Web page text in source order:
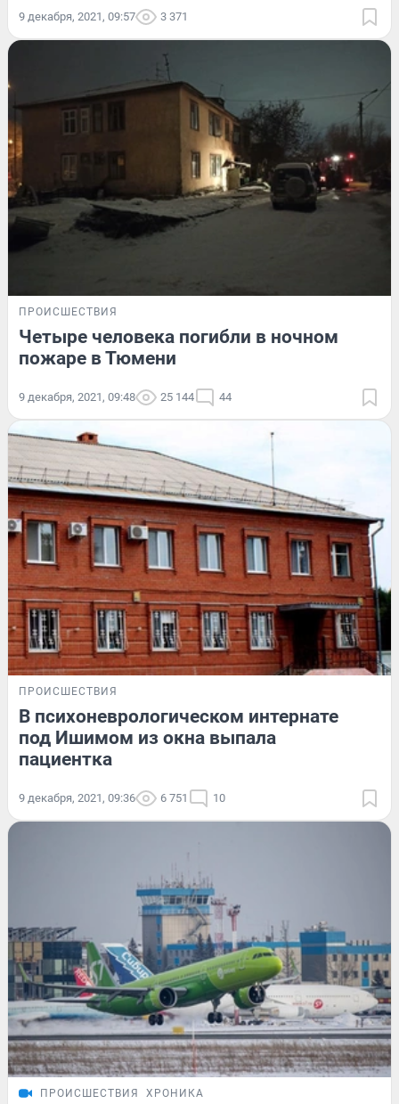
9 декабря, 2021, 09:57 3 371
ПРОИСШЕСТВИЯ
Четыре человека погибли в ночном
пожаре в Тюмени
9 декабря, 2021, 09:48 25 144 44
ПРОИСШЕСТВИЯ
В психоневрологическом интернате
под Ишимом из окна выпала
пациентка
9 декабря, 2021, 09:36 6 751 10
ПРОИСШЕСТВИЯ ХРОНИКА